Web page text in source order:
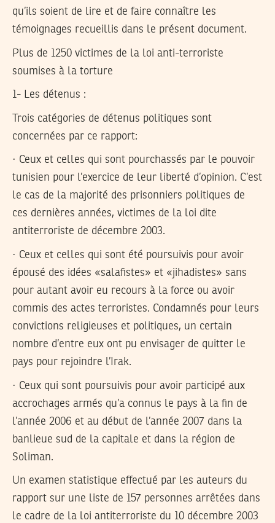
qu’ils soient de lire et de faire connaître les
témoignages recueillis dans le présent document.
Plus de 1250 victimes de la loi anti-terroriste
soumises à la torture
1- Les détenus :
Trois catégories de détenus politiques sont
concernées par ce rapport:
· Ceux et celles qui sont pourchassés par le pouvoir
tunisien pour l’exercice de leur liberté d’opinion. C’est
le cas de la majorité des prisonniers politiques de
ces dernières années, victimes de la loi dite
antiterroriste de décembre 2003.
· Ceux et celles qui sont été poursuivis pour avoir
épousé des idées «salafistes» et «jihadistes» sans
pour autant avoir eu recours à la force ou avoir
commis des actes terroristes. Condamnés pour leurs
convictions religieuses et politiques, un certain
nombre d’entre eux ont pu envisager de quitter le
pays pour rejoindre l’Irak.
· Ceux qui sont poursuivis pour avoir participé aux
accrochages armés qu’a connus le pays à la fin de
l’année 2006 et au début de l’année 2007 dans la
banlieue sud de la capitale et dans la région de
Soliman.
Un examen statistique effectué par les auteurs du
rapport sur une liste de 157 personnes arrêtées dans
le cadre de la loi antiterroriste du 10 décembre 2003